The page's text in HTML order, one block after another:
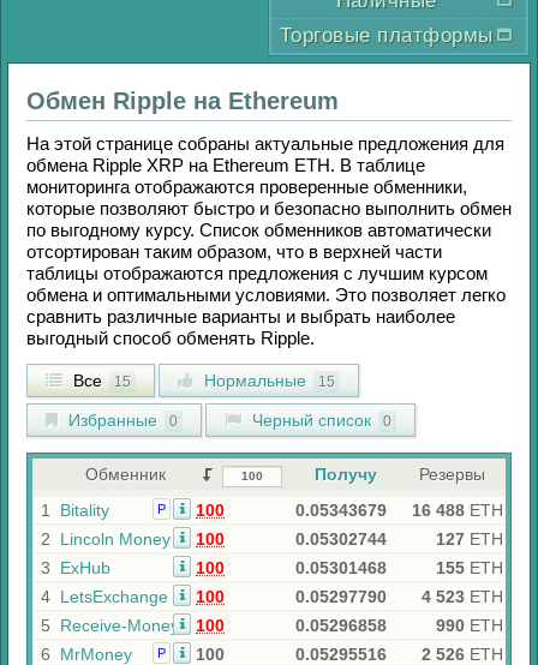
Торговые платформы
Обмен Ripple на Ethereum
На этой странице собраны актуальные предложения для
обмена Ripple XRP на Ethereum ETH. В таблице
мониторинга отображаются проверенные обменники,
которые позволяют быстро и безопасно выполнить обмен
по выгодному курсу. Список обменников автоматически
отсортирован таким образом, что в верхней части
таблицы отображаются предложения с лучшим курсом
обмена и оптимальными условиями. Это позволяет легко
сравнить различные варианты и выбрать наиболее
выгодный способ обменять Ripple.
Все 15 Нормальные 15
Избранные 0 Черный список 0
Обменник Получу
Резервы
1
Bitality Р 100 0.05343679 16 488 ETH
2
Lincoln Money 100 0.05302744 127 ETH
3
ExHub 100 0.05301468 155 ETH
4 LetsExchange 100 0.05297790 4 523 ETH
5
Receive-Money 100 0.05296858 990 ETH
6
MrMoney Р 100 0.05295516 2 526 ETH